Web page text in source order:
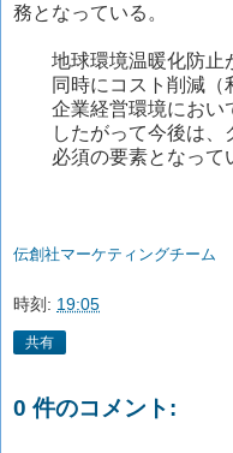
務となっている。
地球環境温暖化防止が
同時にコスト削減（利
企業経営環境において
したがって今後は、
必須の要素となってい
伝創社マーケティングチーム
時刻: 19:05
共有
0 件のコメント: